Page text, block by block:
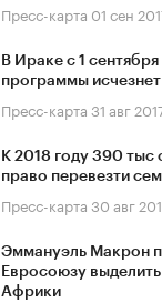
Пресс-карта 01 сен
В Ираке с 1
программы
Пресс-карта 31 авг
К 2018 году 390 тыс
право перевезти
Пресс-карта 30 авг
Эммануэль Макрон
Евросоюзу
Африки